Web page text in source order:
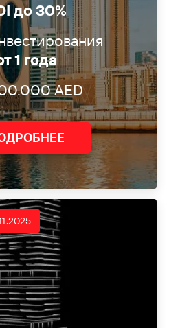
до 30%
1 года
AED